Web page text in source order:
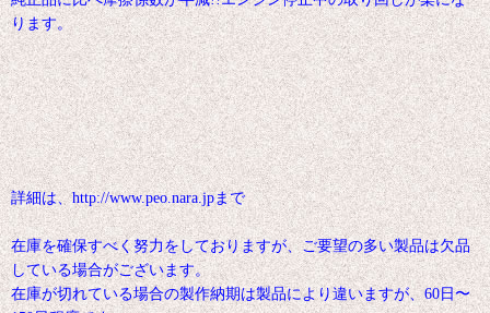
ります。
詳細は、http://www.peo.nara.jpまで
在庫を確保すべく努力をしておりますが、ご要望の多い製品は欠品
している場合がございます。
在庫が切れている場合の製作納期は製品により違いますが、60日〜